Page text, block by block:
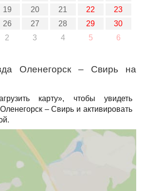
19 20 21 22
23
26 27 28 29
30
2 3 4 5 6
Оленегорск – Свирь на
карту», чтобы увидеть
– Свирь и активировать